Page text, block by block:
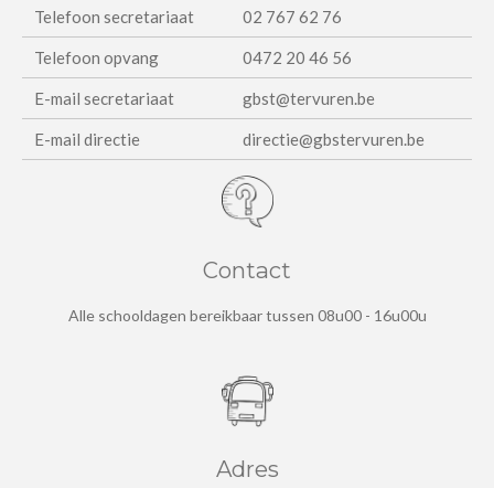
Telefoon secretariaat 02 767 62 76
Telefoon opvang 0472 20 46 56
E-mail secretariaat gbst@tervuren.be
E-mail directie directie@gbstervuren.be
Contact
Alle schooldagen bereikbaar tussen 08u00 - 16u00u
Adres